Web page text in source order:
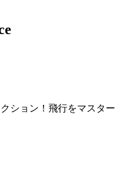
ション！飛行をマスター